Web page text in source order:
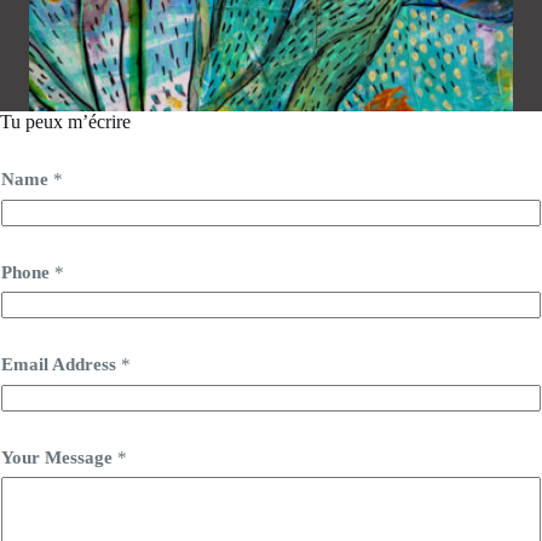
Tu peux m’écrire
Name *
Phone *
Email Address *
Your Message *